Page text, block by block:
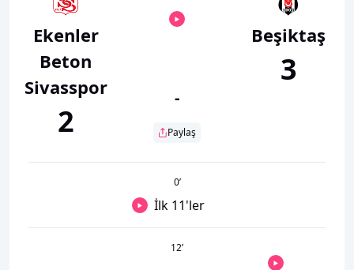
Ekenler
Beton
Sivasspor
2
-
Paylaş
Beşiktaş
3
0’
İlk 11'ler
12’